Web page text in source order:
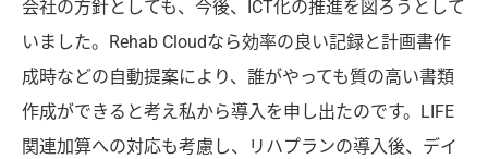
会社の方針としても、今後、ICT化の推進を図ろうとして
いました。Rehab Cloudなら効率の良い記録と計画書作
成時などの自動提案により、誰がやっても質の高い書類
作成ができると考え私から導入を申し出たのです。LIFE
関連加算への対応も考慮し、リハプランの導入後、デイ